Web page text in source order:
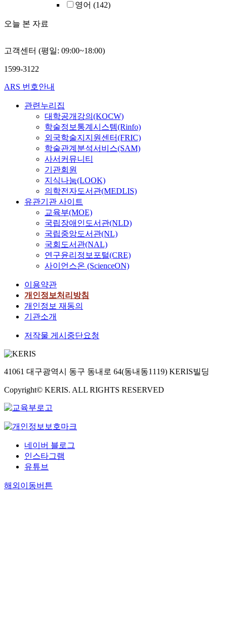
영어 (142)
오늘 본 자료
고객센터 (평일: 09:00~18:00)
1599-3122
ARS 번호안내
관련누리집
대학공개강의(KOCW)
학술정보통계시스템(Rinfo)
외국학술지지원센터(FRIC)
학술관계분석서비스(SAM)
사서커뮤니티
기관회원
지식나눔(LOOK)
의학전자도서관(MEDLIS)
유관기관 사이트
교육부(MOE)
국립장애인도서관(NLD)
국립중앙도서관(NL)
국회도서관(NAL)
연구윤리정보포털(CRE)
사이언스온 (ScienceON)
이용약관
개인정보처리방침
개인정보 재동의
기관소개
저작물 게시중단요청
41061 대구광역시 동구 동내로 64(동내동1119) KERIS빌딩
Copyright© KERIS. ALL RIGHTS RESERVED
네이버 블로그
인스타그램
유튜브
해외이동버튼